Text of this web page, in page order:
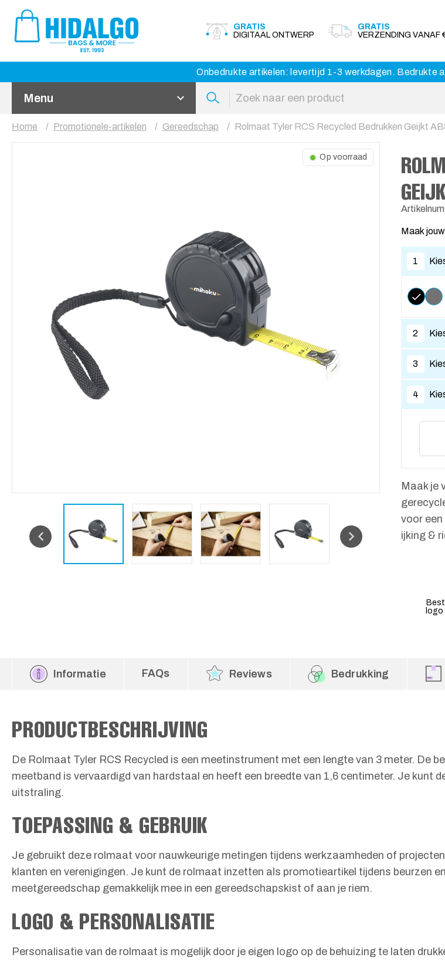
GRATIS
DIGITAAL ONTWERP
GRATIS
VERZENDING VANAF
Onbedrukte artikelen: levertijd 1-3 werkdagen. Bedrukte
Menu
Home Promotionele-artikelen Gereedschap Rolmaat Tyler RCS Recycled Bedrukken Geijkt
Op voorraad
Maak
1
2
3
4
Maak je
voor
ijking &
Informatie FAQs Reviews Bedrukking
PRODUCTBESCHRIJVING
De Rolmaat Tyler RCS Recycled is een meetinstrument met een lengte van 3 meter. De
meetband is vervaardigd van hardstaal en heeft een breedte van 1,6 centimeter. Je kunt
uitstraling.
TOEPASSING & GEBRUIK
Je gebruikt deze rolmaat voor nauwkeurige metingen tijdens werkzaamheden of
klanten en verenigingen. Je kunt de rolmaat inzetten als promotieartikel tijdens beurzen
meetgereedschap gemakkelijk mee in een gereedschapskist of aan je riem.
LOGO & PERSONALISATIE
Personalisatie van de rolmaat is mogelijk door je eigen logo op de behuizing te laten